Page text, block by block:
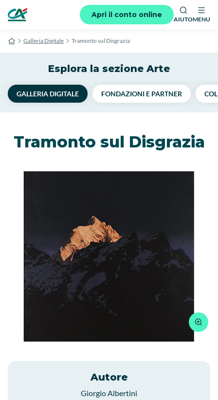
Apri il conto online
AIUTOMENU
Galleria Digitale Tramonto sul Disgrazia
Esplora la sezione Arte
GALLERIA DIGITALE FONDAZIONI E PARTNER
Tramonto sul Disgrazia
Autore
Giorgio Albertini